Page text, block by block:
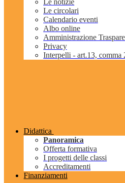
Le notizie
Le circolari
Calendario eventi
Albo online
Amministrazione
Privacy
Interpelli - art.13,
Didattica
Panoramica
Offerta formativa
I progetti delle classi
Accreditamenti
Finanziamenti